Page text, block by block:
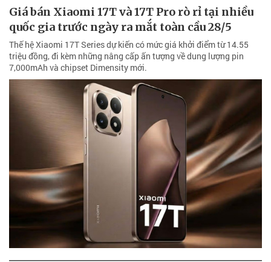
Giá bán Xiaomi 17T và 17T Pro rò rỉ tại nhiều
quốc gia trước ngày ra mắt toàn cầu 28/5
Thế hệ Xiaomi 17T Series dự kiến có mức giá khởi điểm từ 14.55
triệu đồng, đi kèm những nâng cấp ấn tượng về dung lượng pin
7,000mAh và chipset Dimensity mới.